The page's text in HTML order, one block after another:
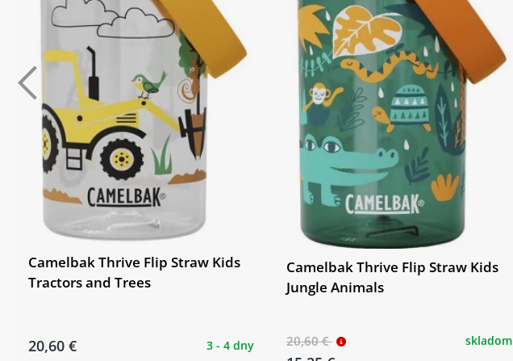
Camelbak Thrive Flip Straw Kids
Tractors and Trees
20,60 € 3 - 4 dny
Camelbak Thrive Flip Straw Kids
Jungle Animals
20,60 € skladom